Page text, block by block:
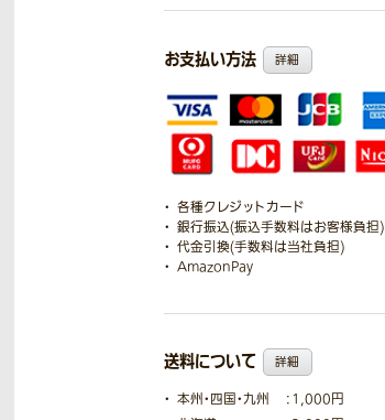
お支払い方法 詳細
各種クレジットカード
銀行振込(振込手数料はお客様負担)
代金引換(手数料は当社負担)
AmazonPay
送料について 詳細
本州・四国・九州
：1,000円